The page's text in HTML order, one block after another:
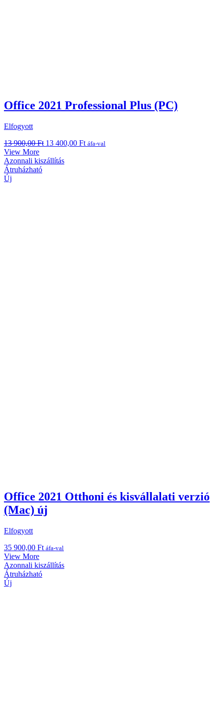
Office 2021 Professional Plus (PC)
Elfogyott
13 900,00Ft Original
was:
13 400,00 FtCurrent
áfa-val
View More
Azonnali kiszállítás
Átruházható
Új
Office 2021 Otthoni és kisvállalati verzió
(Mac) új
Elfogyott
35 900,00 Ft áfa-val
View More
Azonnali kiszállítás
Átruházható
Új